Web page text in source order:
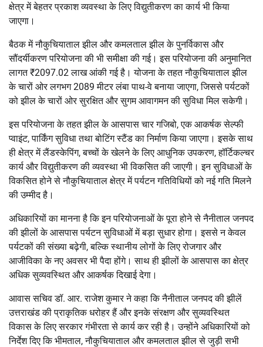
क्षेत्र में बेहतर प्रकाश व्यवस्था के लिए विद्युतीकरण का कार्य भी किया
जाएगा।
बैठक में नौकुचियाताल झील और कमलताल झील के पुनर्विकास और
सौंदर्यीकरण परियोजना की भी समीक्षा की गई। इस परियोजना की अनुमानित
लागत ₹2097.02 लाख आंकी गई है। योजना के तहत नौकुचियाताल झील
के चारों ओर लगभग 2089 मीटर लंबा पाथ-वे बनाया जाएगा, जिससे पर्यटकों
को झील के चारों ओर सुरक्षित और सुगम आवागमन की सुविधा मिल सकेगी।
इस परियोजना के तहत झील के आसपास चार गजिबो, एक आकर्षक सेल्फी
प्वाइंट, पार्किंग सुविधा तथा बोटिंग स्टैंड का निर्माण किया जाएगा। इसके साथ
ही क्षेत्र में लैंडस्केपिंग, बच्चों के खेलने के लिए आधुनिक उपकरण, हॉर्टिकल्चर
कार्य और विद्युतीकरण की व्यवस्था भी विकसित की जाएगी। इन सुविधाओं के
विकसित होने से नौकुचियाताल क्षेत्र में पर्यटन गतिविधियों को नई गति मिलने
की उम्मीद है।
अधिकारियों का मानना है कि इन परियोजनाओं के पूरा होने से नैनीताल जनपद
की झीलों के आसपास पर्यटन सुविधाओं में बड़ा सुधार होगा। इससे न केवल
पर्यटकों की संख्या बढ़ेगी, बल्कि स्थानीय लोगों के लिए रोजगार और
आजीविका के नए अवसर भी पैदा होंगे। साथ ही झीलों के आसपास का क्षेत्र
अधिक सुव्यवस्थित और आकर्षक दिखाई देगा।
आवास सचिव डॉ. आर. राजेश कुमार ने कहा कि नैनीताल जनपद की झीलें
उत्तराखंड की प्राकृतिक धरोहर हैं और इनके संरक्षण और सुव्यवस्थित
विकास के लिए सरकार गंभीरता से कार्य कर रही है। उन्होंने अधिकारियों को
निर्देश दिए कि भीमताल, नौकुचियाताल और कमलताल झील से जुड़ी सभी